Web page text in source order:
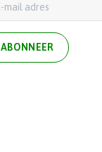
ABONNEER